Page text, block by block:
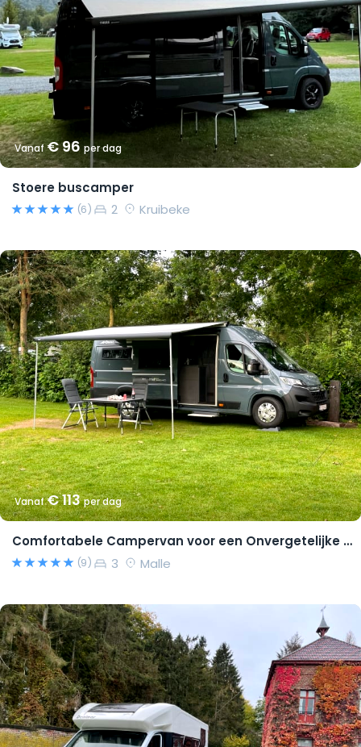
Vanaf€ 96per dag
Stoere buscamper
(6) 2 Kruibeke
Vanaf€ 113per dag
Comfortabele Campervan voor een Onvergetelijke Reis!
(9) 3 Malle